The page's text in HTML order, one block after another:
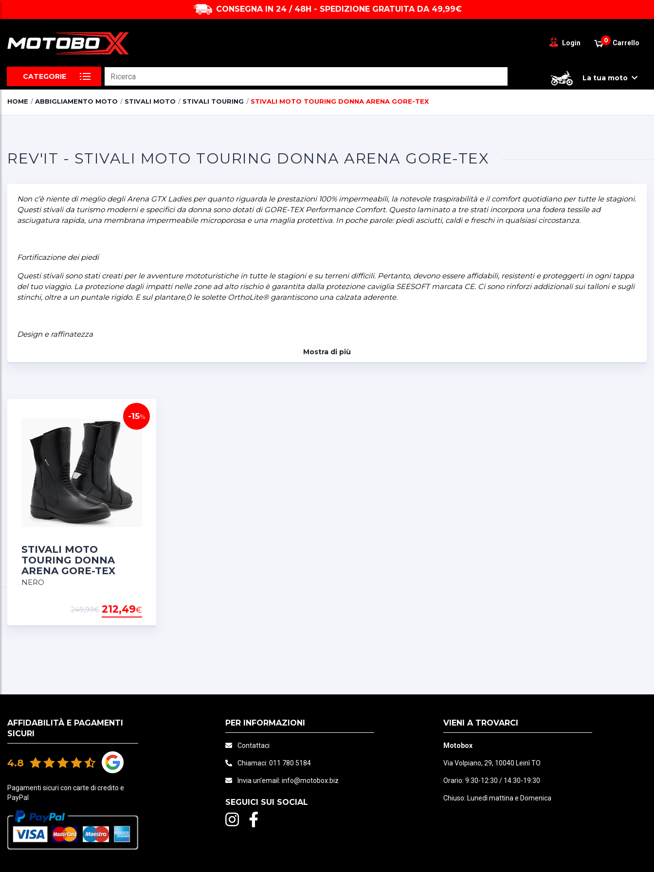
CONSEGNA IN 24 / 48H - SPEDIZIONE GRATUITA DA 49,99€
0 Carrello
Login
CATEGORIE La tua moto
HOME ABBIGLIAMENTO MOTO STIVALI MOTO STIVALI TOURING STIVALI MOTO TOURING DONNA ARENA GORE-TEX
REV'IT - STIVALI MOTO TOURING DONNA ARENA GORE-TEX
Non c’è niente di meglio degli Arena GTX Ladies per quanto riguarda le prestazioni 100% impermeabili, la notevole traspirabilità e il comfort quotidiano per tutte le stagioni.
Questi stivali da turismo moderni e specifici da donna sono dotati di GORE-TEX Performance Comfort. Questo laminato a tre strati incorpora una fodera tessile ad
asciugatura rapida, una membrana impermeabile microporosa e una maglia protettiva. In poche parole: piedi asciutti, caldi e freschi in qualsiasi circostanza.
Fortificazione dei piedi
Questi stivali sono stati creati per le avventure mototuristiche in tutte le stagioni e su terreni difficili. Pertanto, devono essere affidabili, resistenti e proteggerti in ogni tappa
del tuo viaggio. La protezione dagli impatti nelle zone ad alto rischio è garantita dalla protezione caviglia SEESOFT marcata CE. Ci sono rinforzi addizionali sui talloni e sugli
stinchi, oltre a un puntale rigido. E sul plantare,0 le solette OrthoLite® garantiscono una calzata aderente.
Design e raffinatezza
Si potrebbe pensare che stivali così protettivi possano compromettere il controllo della moto. Ma ciò non accade con gli scarponi Arena GTX Ladies, con la loro pelle pieno
fiore che prende la forma del piede, unita a un mix di materiale morbido ed elastico e PWR|Mesh per favorire la libertà di movimento e aumentare il flusso d’aria. Altri
Mostra di più
STIVALI MOTO
TOURING DONNA
ARENA GORE-TEX
NERO
212,49€
249,99€
-15%
AFFIDABILITÀ E PAGAMENTI
SICURI
4.8
Pagamenti sicuri con carte di credito e
PayPal
PER INFORMAZIONI
Contattaci
Chiamaci: 011 780 5184
Invia un'email: info@motobox.biz
SEGUICI SUI SOCIAL
VIENI A TROVARCI
Motobox
Via Volpiano, 29, 10040 Leinì TO
Orario: 9:30-12:30 / 14:30-19:30
Chiuso: Lunedì mattina e Domenica